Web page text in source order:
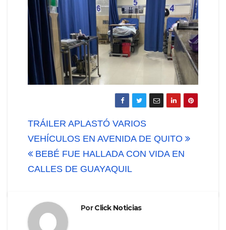
Navegación
de
entradas
TRÁILER APLASTÓ VARIOS
VEHÍCULOS EN AVENIDA DE QUITO
BEBÉ FUE HALLADA CON VIDA EN
CALLES DE GUAYAQUIL
PorClick Noticias